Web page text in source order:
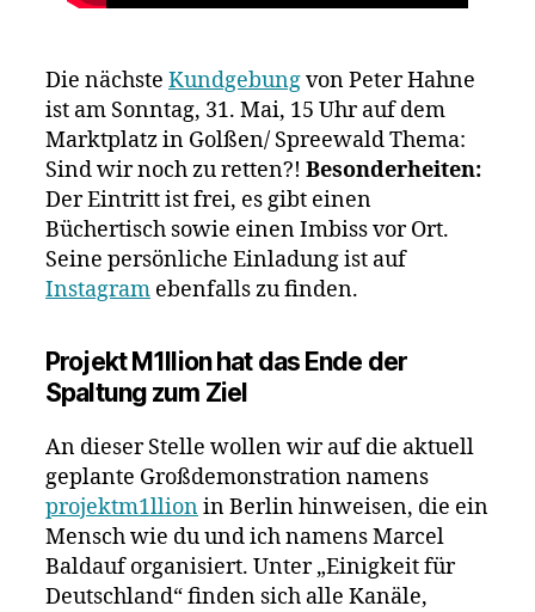
Die nächste Kundgebungvon Peter Hahne
ist am Sonntag, 31. Mai, 15 Uhr auf dem
Marktplatz in Golßen/ Spreewald Thema:
Sind wir noch zu retten?! Besonderheiten:
Der Eintritt ist frei, es gibt einen
Büchertisch sowie einen Imbiss vor Ort.
Seine persönliche Einladung ist auf
Instagram ebenfalls zu finden.
Projekt M1llion hat das Ende der
Spaltung zum Ziel
An dieser Stelle wollen wir auf die aktuell
geplante Großdemonstration namens
projektm1llionin Berlin hinweisen, die ein
Mensch wie du und ich namens Marcel
Baldauf organisiert. Unter „Einigkeit für
Deutschland“ finden sich alle Kanäle,